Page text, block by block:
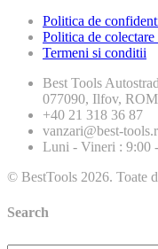
Politica de
Politica de
Termeni si conditii
Best Tools
077090, Ilfov,
+40 21 318 36 87
vanzari@best-
Luni - Vineri : 9:00
© BestTools 2026. Toate
Search